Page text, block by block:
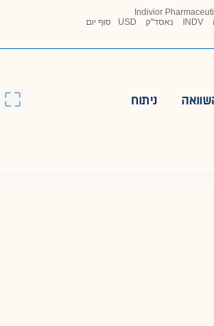
Indivior
INDV נאסד"ק USD סוף יום
ניתוח